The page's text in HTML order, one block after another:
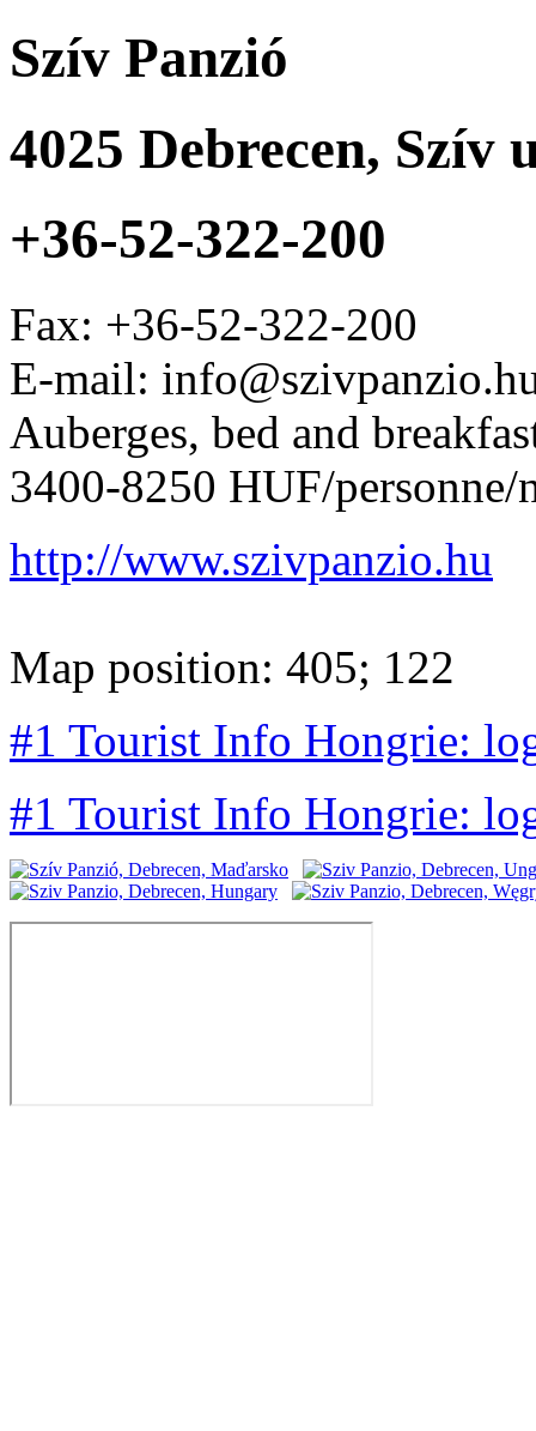
Szív Panzió
4025 Debrecen, Szív
+36-52-322-200
Fax: +36-52-322-200
E-mail:
Auberges, bed and
3400-8250 HUF/personne/
http://www.szivpanzio.hu
Map position: 405; 122
#1 Tourist Info Hongrie:
#1 Tourist Info Hongrie: